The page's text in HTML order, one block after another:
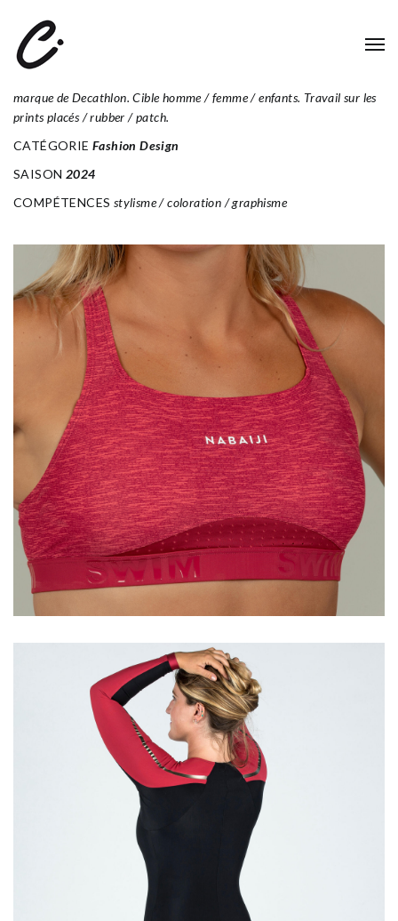
NABAIJI_2024
marque de Decathlon. Cible homme / femme / enfants. Travail sur les
prints placés / rubber / patch.
CATÉGORIE Fashion Design
SAISON 2024
COMPÉTENCES stylisme / coloration / graphisme